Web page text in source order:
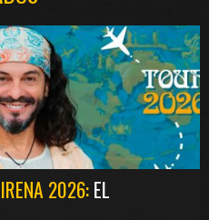
2026:EL